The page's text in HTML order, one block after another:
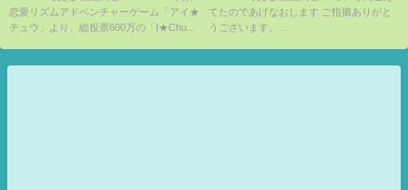
恋愛リズムアドベンチャーゲーム「アイ★
チュウ」より、総投票600万の「I★Chu...
てたのであげなおします ご指摘ありがと
うございます。...